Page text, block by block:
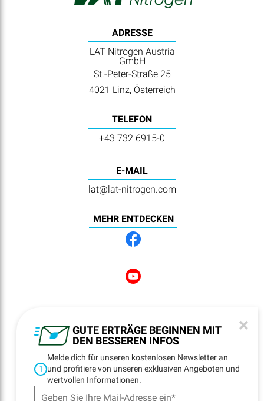
GUTE ERTRÄGE BEGINNEN MIT
DEN BESSEREN INFOS
×
1
Melde dich für unseren kostenlosen Newsletter an
und profitiere von unseren exklusiven Angeboten und
wertvollen Informationen.
ADRESSE
LAT Nitrogen Austria
GmbH
St.-Peter-Straße 25
4021 Linz, Österreich
TELEFON
+43 732 6915-0
E-MAIL
lat@lat-nitrogen.com
MEHR ENTDECKEN
REGISTRATION
NAVIGATION
Startseite